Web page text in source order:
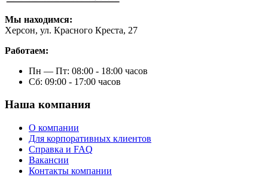
Мы находимся:
Херсон, ул. Красного Креста, 27
Работаем:
Пн — Пт: 08:00 - 18:00 часов
Сб: 09:00 - 17:00 часов
Наша компания
О компании
Для корпоративных клиентов
Справка и FAQ
Вакансии
Контакты компании